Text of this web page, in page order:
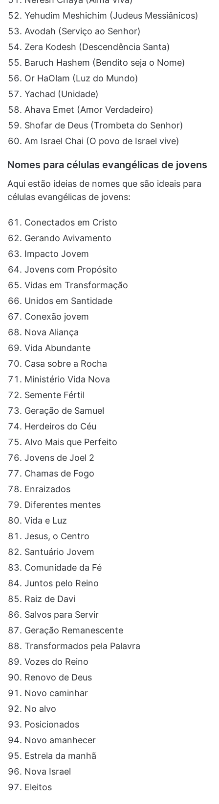
Yehudim Meshichim (Judeus Messiânicos)
Avodah (Serviço ao Senhor)
Zera Kodesh (Descendência Santa)
Baruch Hashem (Bendito seja o Nome)
Or HaOlam (Luz do Mundo)
Yachad (Unidade)
Ahava Emet (Amor Verdadeiro)
Shofar de Deus (Trombeta do Senhor)
Am Israel Chai (O povo de Israel vive)
Nomes para células evangélicas de jovens
Aqui estão ideias de nomes que são ideais para
células evangélicas de jovens:
Conectados em Cristo
Gerando Avivamento
Impacto Jovem
Jovens com Propósito
Vidas em Transformação
Unidos em Santidade
Conexão jovem
Nova Aliança
Vida Abundante
Casa sobre a Rocha
Ministério Vida Nova
Semente Fértil
Geração de Samuel
Herdeiros do Céu
Alvo Mais que Perfeito
Jovens de Joel 2
Chamas de Fogo
Enraizados
Diferentes mentes
Vida e Luz
Jesus, o Centro
Santuário Jovem
Comunidade da Fé
Juntos pelo Reino
Raiz de Davi
Salvos para Servir
Geração Remanescente
Transformados pela Palavra
Vozes do Reino
Renovo de Deus
Novo caminhar
No alvo
Posicionados
Novo amanhecer
Estrela da manhã
Nova Israel
Eleitos